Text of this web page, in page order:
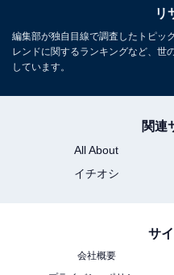
リ
編集部が独自目線で調査したトピッ
レンドに関するランキングなど、世
しています。
関連
All About
イチオシ
サ
会社概要